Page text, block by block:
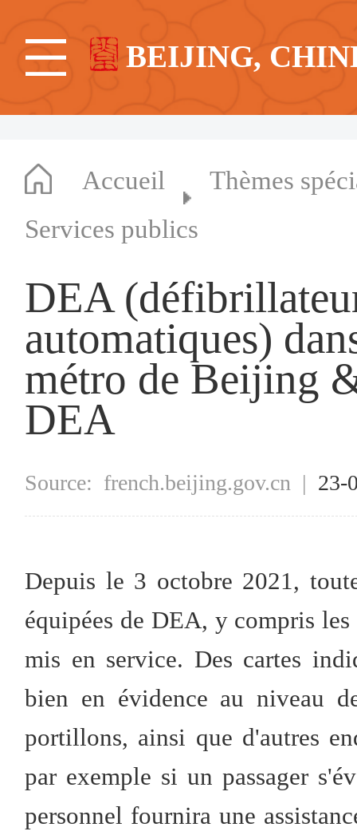
BEIJING,
Accueil
Thèmes
Services publics
DEA
automatiques)
métro de Beijing
DEA
Source: french.beijing.gov.cn | 23-
Depuis le 3 octobre 2021,
équipées de DEA, y compris
mis en service. Des cartes
bien en évidence au niveau
portillons, ainsi que d'autres
par exemple si un passager
personnel fournira une